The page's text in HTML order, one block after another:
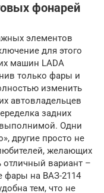
фонарей
элементов
для этого
машин LADA
только фары и
изменить
автовладельцев
задних
Одни
другие просто не
желающих
вариант –
фары на ВАЗ-2114
тем, что не